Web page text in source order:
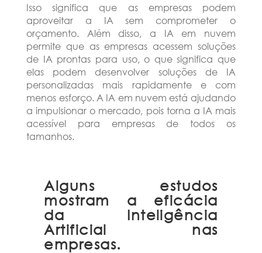
Isso significa que as empresas podem
aproveitar a IA sem comprometer o
orçamento. Além disso, a IA em nuvem
permite que as empresas acessem soluções
de IA prontas para uso, o que significa que
elas podem desenvolver soluções de IA
personalizadas mais rapidamente e com
menos esforço. A IA em nuvem está ajudando
a impulsionar o mercado, pois torna a IA mais
acessível para empresas de todos os
tamanhos.
Alguns estudos
mostram a eficácia
da Inteligência
Artificial nas
empresas.